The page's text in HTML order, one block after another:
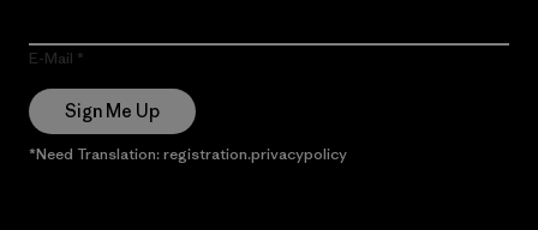
E-Mail
Sign Me Up
*Need Translation: registration.privacypolicy